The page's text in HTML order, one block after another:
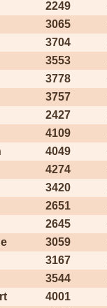
2249
3065
3704
3553
3778
3757
2427
4109
4049
4274
3420
2651
2645
3059
3167
3544
4001